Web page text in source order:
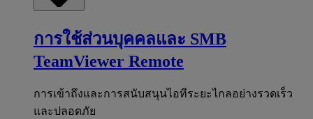
การใช้ส่วนบุคคลและ SMB
TeamViewer Remote
การเข้าถึงและการสนับสนุนไอทีระยะไกลอย่างรวดเร็ว
และปลอดภัย